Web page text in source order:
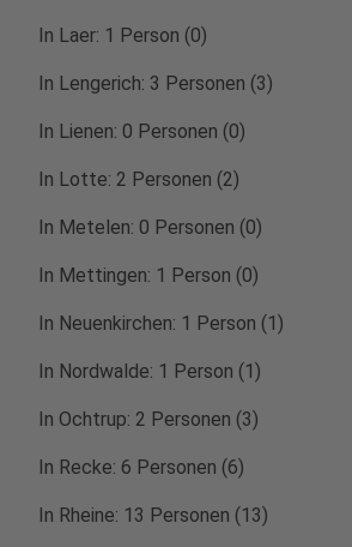
In Laer: 1 Person (0)
In Lengerich: 3 Personen (3)
In Lienen: 0 Personen (0)
In Lotte: 2 Personen (2)
In Metelen: 0 Personen (0)
In Mettingen: 1 Person (0)
In Neuenkirchen: 1 Person (1)
In Nordwalde: 1 Person (1)
In Ochtrup: 2 Personen (3)
In Recke: 6 Personen (6)
In Rheine: 13 Personen (13)